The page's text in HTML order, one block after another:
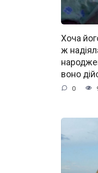
Хоча
ж
воно
0